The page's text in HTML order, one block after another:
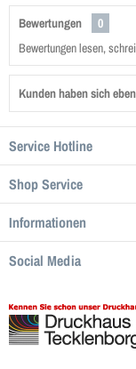
Bewertungen
0
Bewertungen lesen,
Kunden haben sich
Service Hotline
Shop Service
Informationen
Social Media